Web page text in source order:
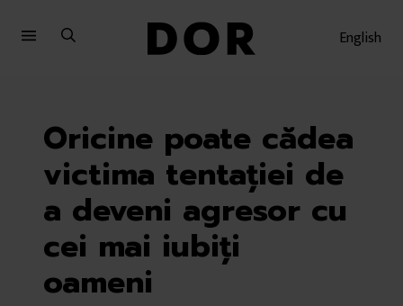
English
Oricine poate cădea
victima tentației de
a deveni agresor cu
cei mai iubiți
oameni